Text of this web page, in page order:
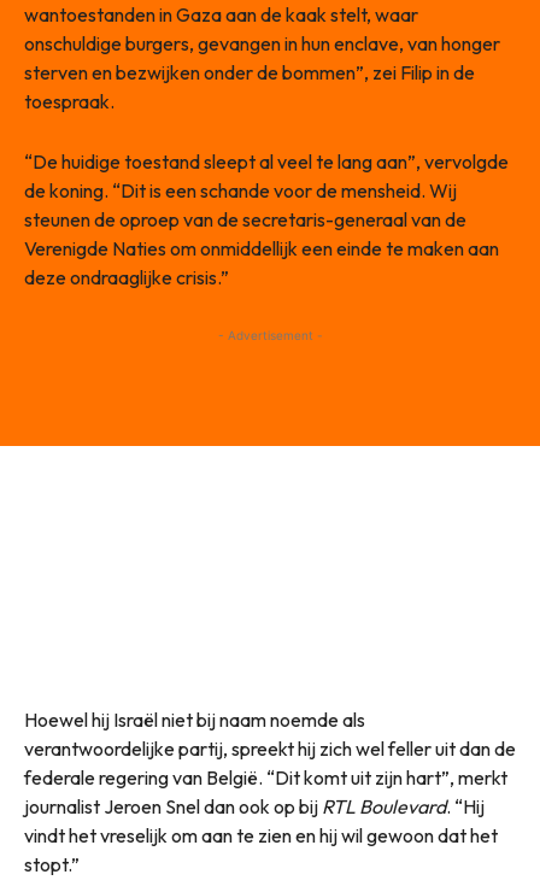
wantoestanden in Gaza aan de kaak stelt, waar
onschuldige burgers, gevangen in hun enclave, van honger
sterven en bezwijken onder de bommen”, zei Filip in de
toespraak.
“De huidige toestand sleept al veel te lang aan”, vervolgde
de koning. “Dit is een schande voor de mensheid. Wij
steunen de oproep van de secretaris-generaal van de
Verenigde Naties om onmiddellijk een einde te maken aan
deze ondraaglijke crisis.”
- Advertisement -
Hoewel hij Israël niet bij naam noemde als
verantwoordelijke partij, spreekt hij zich wel feller uit dan de
federale regering van België. “Dit komt uit zijn hart”, merkt
journalist Jeroen Snel dan ook op bij RTL Boulevard. “Hij
vindt het vreselijk om aan te zien en hij wil gewoon dat het
stopt.”